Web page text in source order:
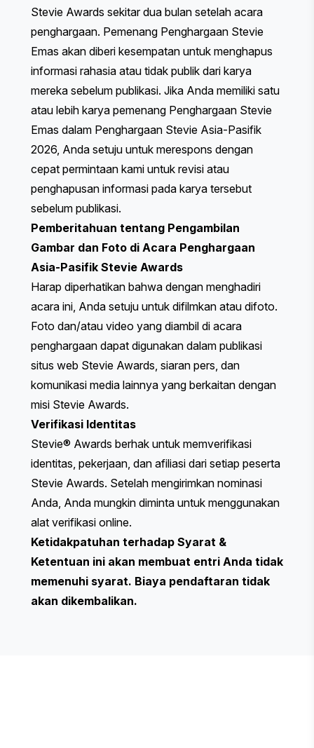
Stevie Awards sekitar dua bulan setelah acara
penghargaan. Pemenang Penghargaan Stevie
Emas akan diberi kesempatan untuk menghapus
informasi rahasia atau tidak publik dari karya
mereka sebelum publikasi. Jika Anda memiliki satu
atau lebih karya pemenang Penghargaan Stevie
Emas dalam Penghargaan Stevie Asia-Pasifik
2026, Anda setuju untuk merespons dengan
cepat permintaan kami untuk revisi atau
penghapusan informasi pada karya tersebut
sebelum publikasi.
Pemberitahuan tentang Pengambilan
Gambar dan Foto di Acara Penghargaan
Asia-Pasifik Stevie Awards
Harap diperhatikan bahwa dengan menghadiri
acara ini, Anda setuju untuk difilmkan atau difoto.
Foto dan/atau video yang diambil di acara
penghargaan dapat digunakan dalam publikasi
situs web Stevie Awards, siaran pers, dan
komunikasi media lainnya yang berkaitan dengan
misi Stevie Awards.
Verifikasi Identitas
Stevie® Awards berhak untuk memverifikasi
identitas, pekerjaan, dan afiliasi dari setiap peserta
Stevie Awards. Setelah mengirimkan nominasi
Anda, Anda mungkin diminta untuk menggunakan
alat verifikasi online.
Ketidakpatuhan terhadap Syarat &
Ketentuan ini akan membuat entri Anda tidak
memenuhi syarat. Biaya pendaftaran tidak
akan dikembalikan.